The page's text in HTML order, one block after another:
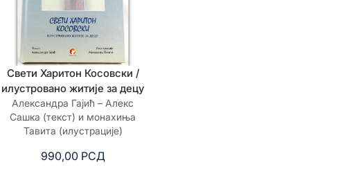
Свети Харитон Косовски /
илустровано житије за децу
Александра Гајић – Алекс
Сашка (текст) и монахиња
Тавита (илустрације)
990,00 РСД